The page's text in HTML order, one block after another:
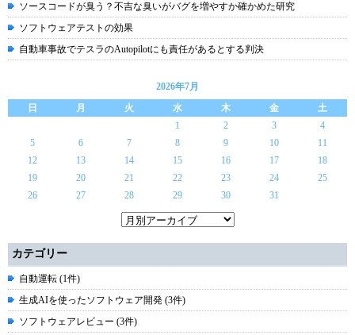
ソースコードが臭う？不吉な臭いがバグを増やすか確かめた研究
ソフトウェアテストの効果
自動車事故でテスラのAutopilotにも責任があるとする判決
2026年7月
日
月 火 水 木 金
土
1
2 3
4
5
6 7 8 9 10
11
12
13 14 15 16 17
18
19
20 21 22 23 24
25
26
27 28 29 30 31
カテゴリー
自動運転 (1件)
生成AIを使ったソフトウェア開発 (3件)
ソフトウェアレビュー (3件)